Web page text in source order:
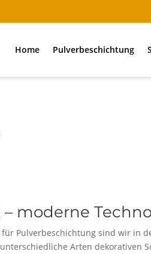
Home Pulverbeschichtung
moderne
Pulverbeschichtung sind wir in
Arten dekorativen